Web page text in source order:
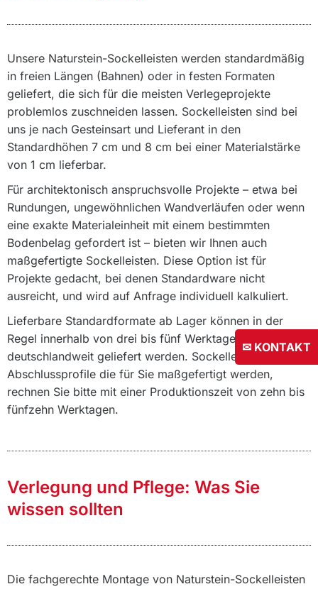
Unsere Naturstein-Sockelleisten werden standardmäßig
in freien Längen (Bahnen) oder in festen Formaten
geliefert, die sich für die meisten Verlegeprojekte
problemlos zuschneiden lassen. Sockelleisten sind bei
uns je nach Gesteinsart und Lieferant in den
Standardhöhen 7 cm und 8 cm bei einer Materialstärke
von 1 cm lieferbar.
Für architektonisch anspruchsvolle Projekte – etwa bei
Rundungen, ungewöhnlichen Wandverläufen oder wenn
eine exakte Materialeinheit mit einem bestimmten
Bodenbelag gefordert ist – bieten wir Ihnen auch
maßgefertigte Sockelleisten. Diese Option ist für
Projekte gedacht, bei denen Standardware nicht
ausreicht, und wird auf Anfrage individuell kalkuliert.
Lieferbare Standardformate ab Lager können in der
Regel innerhalb von drei bis fünf Werktagen
deutschlandweit geliefert werden. Sockelleisten oder
Abschlussprofile die für Sie maßgefertigt werden,
rechnen Sie bitte mit einer Produktionszeit von zehn bis
fünfzehn Werktagen.
Verlegung und Pflege: Was Sie
wissen sollten
Die fachgerechte Montage von Naturstein-Sockelleisten
✉ KONTAKT